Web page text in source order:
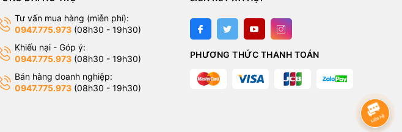
Tư vấn mua hàng (miễn phí):
0947.775.973(08h30 - 19h30)
Khiếu nại - Góp ý:
0947.775.973(08h30 - 19h30)
Bán hàng doanh nghiệp:
0947.775.973(08h30 - 19h30)
PHƯƠNG THỨC THANH TOÁN